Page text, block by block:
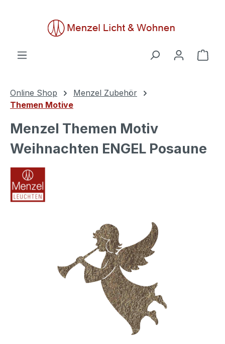
Online Shop
Menzel Zubehör
Themen Motive
Menzel Themen Motiv
Weihnachten ENGEL Posaune
Bildergalerie überspringen